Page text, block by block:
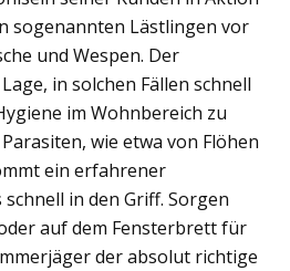
sogenannten Lästlingen vor
und Wespen. Der
in solchen Fällen schnell
im Wohnbereich zu
wie etwa von Flöhen
ein erfahrener
in den Griff. Sorgen
auf dem Fensterbrett für
der absolut richtige